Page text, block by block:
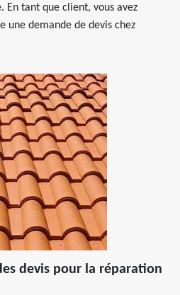
En tant que client, vous avez
demande de devis chez
devis pour la réparation